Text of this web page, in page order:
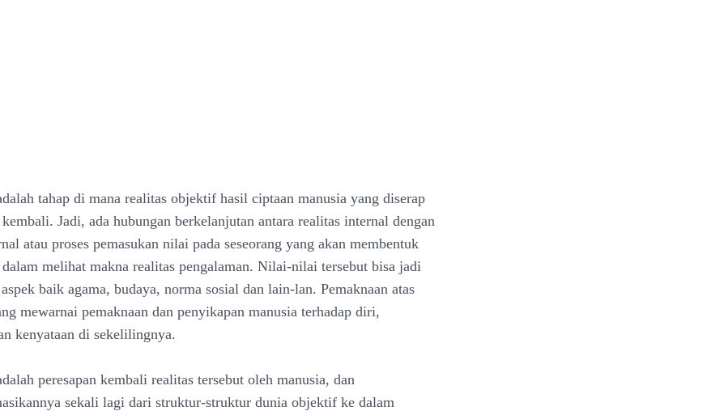
tahap di mana realitas objektif hasil ciptaan manusia yang diserap
Jadi, ada hubungan berkelanjutan antara realitas internal dengan
atau proses pemasukan nilai pada seseorang yang akan membentuk
melihat makna realitas pengalaman. Nilai-nilai tersebut bisa jadi
baik agama, budaya, norma sosial dan lain-lan. Pemaknaan atas
mewarnai pemaknaan dan penyikapan manusia terhadap diri,
kenyataan di sekelilingnya.
peresapan kembali realitas tersebut oleh manusia, dan
sekali lagi dari struktur-struktur dunia objektif ke dalam